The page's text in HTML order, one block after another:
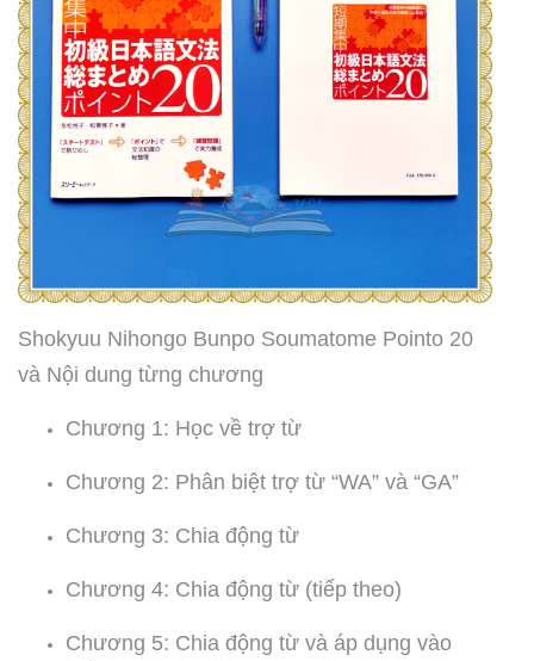
Shokyuu Nihongo Bunpo Soumatome Pointo 20
và Nội dung từng chương
Chương 1: Học về trợ từ
Chương 2: Phân biệt trợ từ “WA” và “GA”
Chương 3: Chia động từ
Chương 4: Chia động từ (tiếp theo)
Chương 5: Chia động từ và áp dụng vào